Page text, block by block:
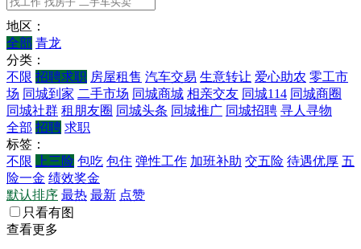
地区：
全部 青龙
分类：
不限 招聘求职 房屋租售 汽车交易 生意转让 爱心助农 零工市
场 同城到家 二手市场 同城商城 相亲交友 同城114 同城商圈
同城社群 租朋友圈 同城头条 同城推广 同城招聘 寻人寻物
全部 招聘 求职
标签：
不限
上三险 包吃 包住 弹性工作 加班补助 交五险 待遇优厚 五
险一金 绩效奖金
默认排序 最热 最新 点赞
只看有图
查看更多